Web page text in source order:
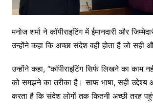
मनोज शर्मा ने कॉपीराइटिंग में ईमानदारी और
उन्होंने कहा कि अच्छा संदेश वही होता है जो सही
उन्होंने कहा, “कॉपीराइटिंग सिर्फ लिखने का काम
को समझने का तरीका है। साफ भाषा, सही उद्देश्य
करता है कि संदेश लोगों तक कितनी अच्छी तरह